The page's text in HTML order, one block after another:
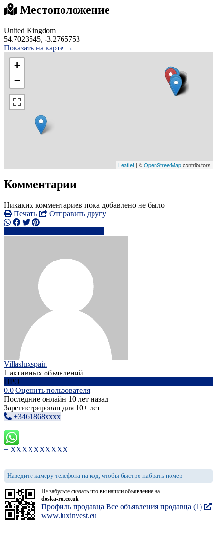
Местоположение
United Kingdom
54.7023545, -3.2765753
Показать на карте →
+
−
Leaflet | ©OpenStreetMapcontributors
Комментарии
Никаких комментариев пока добавлено не было
Печать
Отправить другу
Villasluxspain
1 активных объявлений
ПРО
0.0 Оценить пользователя
Последние онлайн 10 лет назад
Зарегистрирован для 10+ лет
+3461868xxxx
+ XXXXXXXXXX
Наведите камеру телефона на код, чтобы быстро набрать номер
Не забудьте сказать что вы нашли объявление на
doska-ru.co.uk
Профиль продавца Все объявления продавца (1)
www.luxinvest.eu